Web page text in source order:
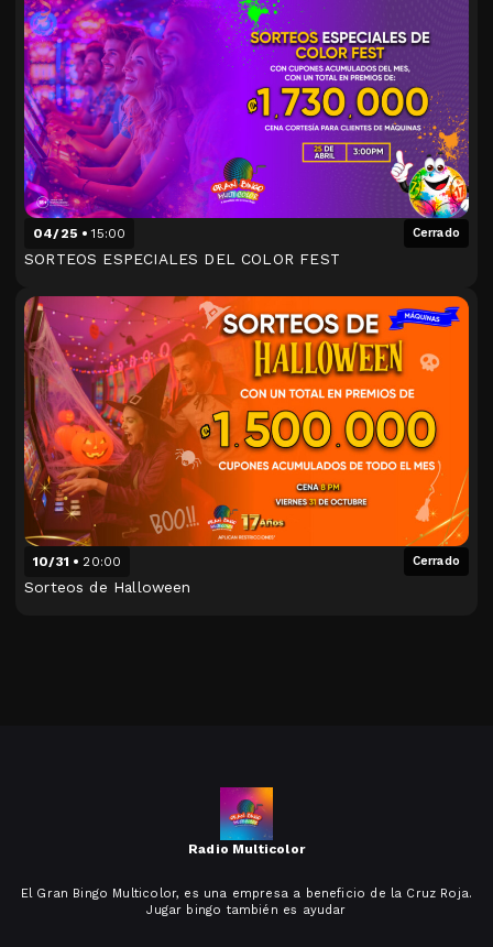
04/25 15:00 Cerrado
SORTEOS ESPECIALES DEL COLOR FEST
10/31 20:00 Cerrado
Sorteos de Halloween
Radio Multicolor
El Gran Bingo Multicolor, es una empresa a beneficio de la Cruz Roja.
Jugar bingo también es ayudar